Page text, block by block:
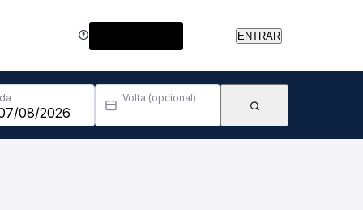
ENTRAR
Volta (opcional)